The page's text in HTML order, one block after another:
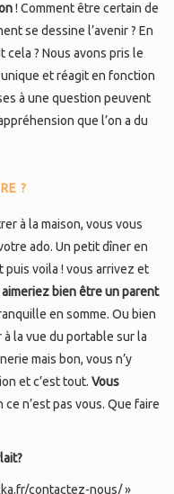
! Comment être certain de
se dessine l’avenir ? En
cela ? Nous avons pris le
et réagit en fonction
à une question peuvent
que l’on a du
?
à la maison, vous vous
ado. Un petit dîner en
puis voila ! vous arrivez et
aimeriez bien être un parent
en somme. Ou bien
la vue du portable sur la
mais bon, vous n’y
et c’est tout. Vous
ce n’est pas vous. Que faire
contactez-nous/ »